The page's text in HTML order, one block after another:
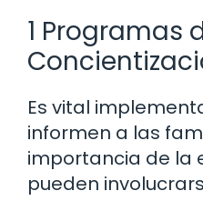
1 Programas
Es vital
informen a las
importancia de la
pueden